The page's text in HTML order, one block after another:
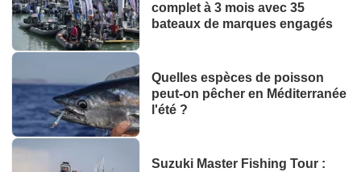
complet à 3 mois avec 35
bateaux de marques engagés
Quelles espèces de poisson
peut-on pêcher en Méditerranée
l'été ?
Suzuki Master Fishing Tour :